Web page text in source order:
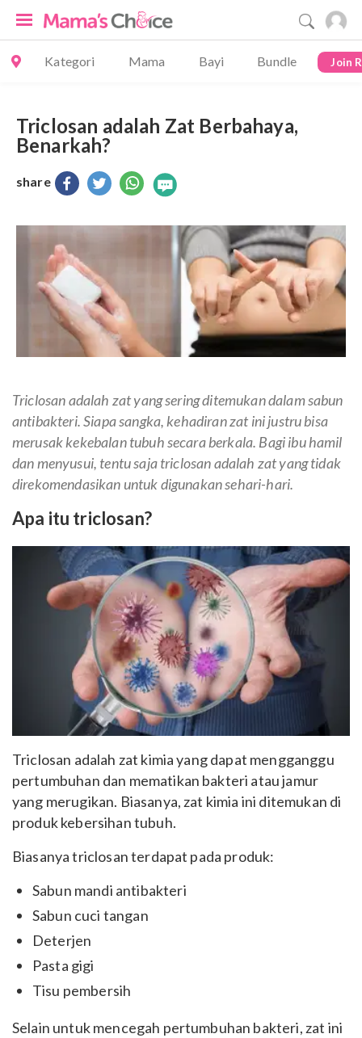
Kategori Mama Bayi Bundle Join
Triclosan adalah Zat Berbahaya,
Benarkah?
share
Triclosan adalah zat yang sering ditemukan dalam sabun
antibakteri. Siapa sangka, kehadiran zat ini justru bisa
merusak kekebalan tubuh secara berkala. Bagi ibu hamil
dan menyusui, tentu saja triclosan adalah zat yang tidak
direkomendasikan untuk digunakan sehari-hari.
Apa itu triclosan?
Triclosan adalah zat kimia yang dapat mengganggu
pertumbuhan dan mematikan bakteri atau jamur
yang merugikan. Biasanya, zat kimia ini ditemukan di
produk kebersihan tubuh.
Biasanya triclosan terdapat pada produk:
Sabun mandi antibakteri
Sabun cuci tangan
Deterjen
Pasta gigi
Tisu pembersih
Selain untuk mencegah pertumbuhan bakteri, zat ini